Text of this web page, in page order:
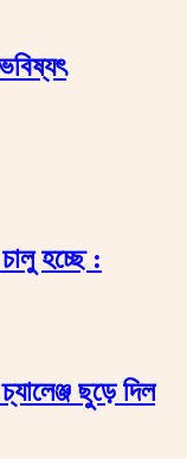
চালু হচ্ছে :
ছুড়ে দিল